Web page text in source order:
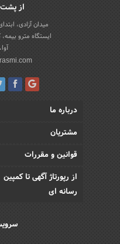
از پشت
میدان آزادی،
ایستگاه مترو
درباره ما
مشتریان
قوانین و مقررات
از رپورتاژ آگهی تا کمپین
رسانه ای